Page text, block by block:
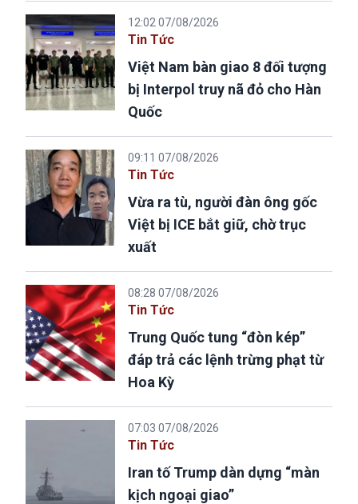
12:02 07/08/2026
Tin Tức
Việt Nam bàn giao 8 đối tượng
bị Interpol truy nã đỏ cho Hàn
Quốc
09:11 07/08/2026
Tin Tức
Vừa ra tù, người đàn ông gốc
Việt bị ICE bắt giữ, chờ trục
xuất
08:28 07/08/2026
Tin Tức
Trung Quốc tung “đòn kép”
đáp trả các lệnh trừng phạt từ
Hoa Kỳ
07:03 07/08/2026
Tin Tức
Iran tố Trump dàn dựng “màn
kịch ngoại giao”